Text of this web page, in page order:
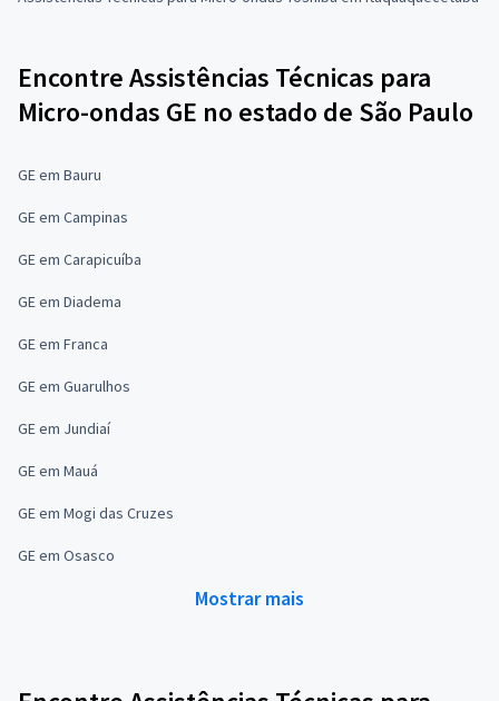
Encontre Assistências Técnicas para
Micro-ondas GE no estado de São Paulo
GE em Bauru
GE em Campinas
GE em Carapicuíba
GE em Diadema
GE em Franca
GE em Guarulhos
GE em Jundiaí
GE em Mauá
GE em Mogi das Cruzes
GE em Osasco
Mostrar mais